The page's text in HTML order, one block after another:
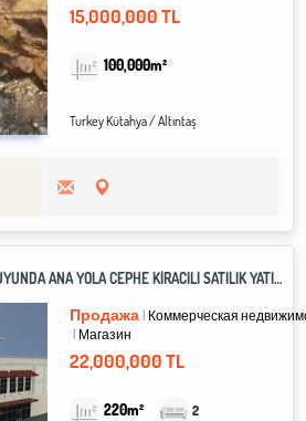
15,000,000 TL
100,000m²
Turkey Kütahya / Altıntaş
ANTALYA KONYAALTI ARAPSUYUNDA ANA YOLA CEPHE KİRACILI SATILIK YATIRIMLIK DÜKKAN
Продажа Коммерческая
Магазин
22,000,000 TL
220m² 2